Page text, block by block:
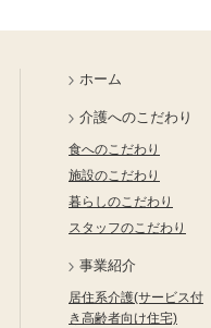
ホーム
介護へのこだわり
食へのこだわり
施設のこだわり
暮らしのこだわり
スタッフのこだわり
事業紹介
居住系介護(サービス付
き高齢者向け住宅)